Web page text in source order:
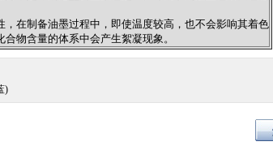
，在制备油墨过程中，即使温度较高，也不会影响其着色
物含量的体系中会产生絮凝现象。
)